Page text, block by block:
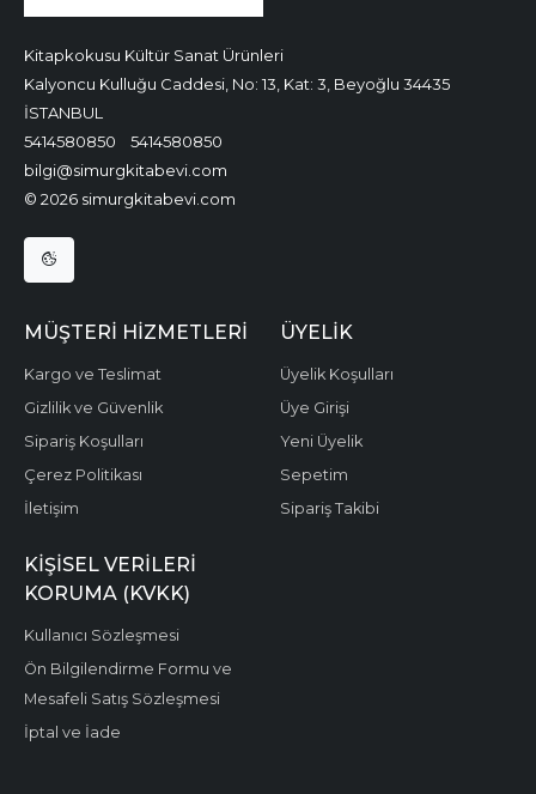
Kitapkokusu Kültür Sanat Ürünleri
Kalyoncu Kulluğu Caddesi, No: 13, Kat: 3, Beyoğlu 34435
İSTANBUL
5414580850
5414580850
bilgi@simurgkitabevi.com
© 2026 simurgkitabevi.com
MÜŞTERI HIZMETLERI
Kargo ve Teslimat
Gizlilik ve Güvenlik
Sipariş Koşulları
Çerez Politikası
İletişim
ÜYELIK
Üyelik Koşulları
Üye Girişi
Yeni Üyelik
Sepetim
Sipariş Takibi
KIŞISEL VERILERI
KORUMA (KVKK)
Kullanıcı Sözleşmesi
Ön Bilgilendirme Formu ve
Mesafeli Satış Sözleşmesi
İptal ve İade